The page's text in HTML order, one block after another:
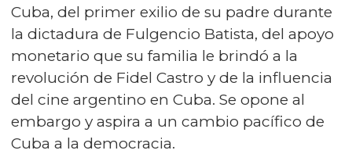
Cuba, del primer exilio de su padre durante
la dictadura de Fulgencio Batista, del apoyo
monetario que su familia le brindó a la
revolución de Fidel Castro y de la influencia
del cine argentino en Cuba. Se opone al
embargo y aspira a un cambio pacífico de
Cuba a la democracia.